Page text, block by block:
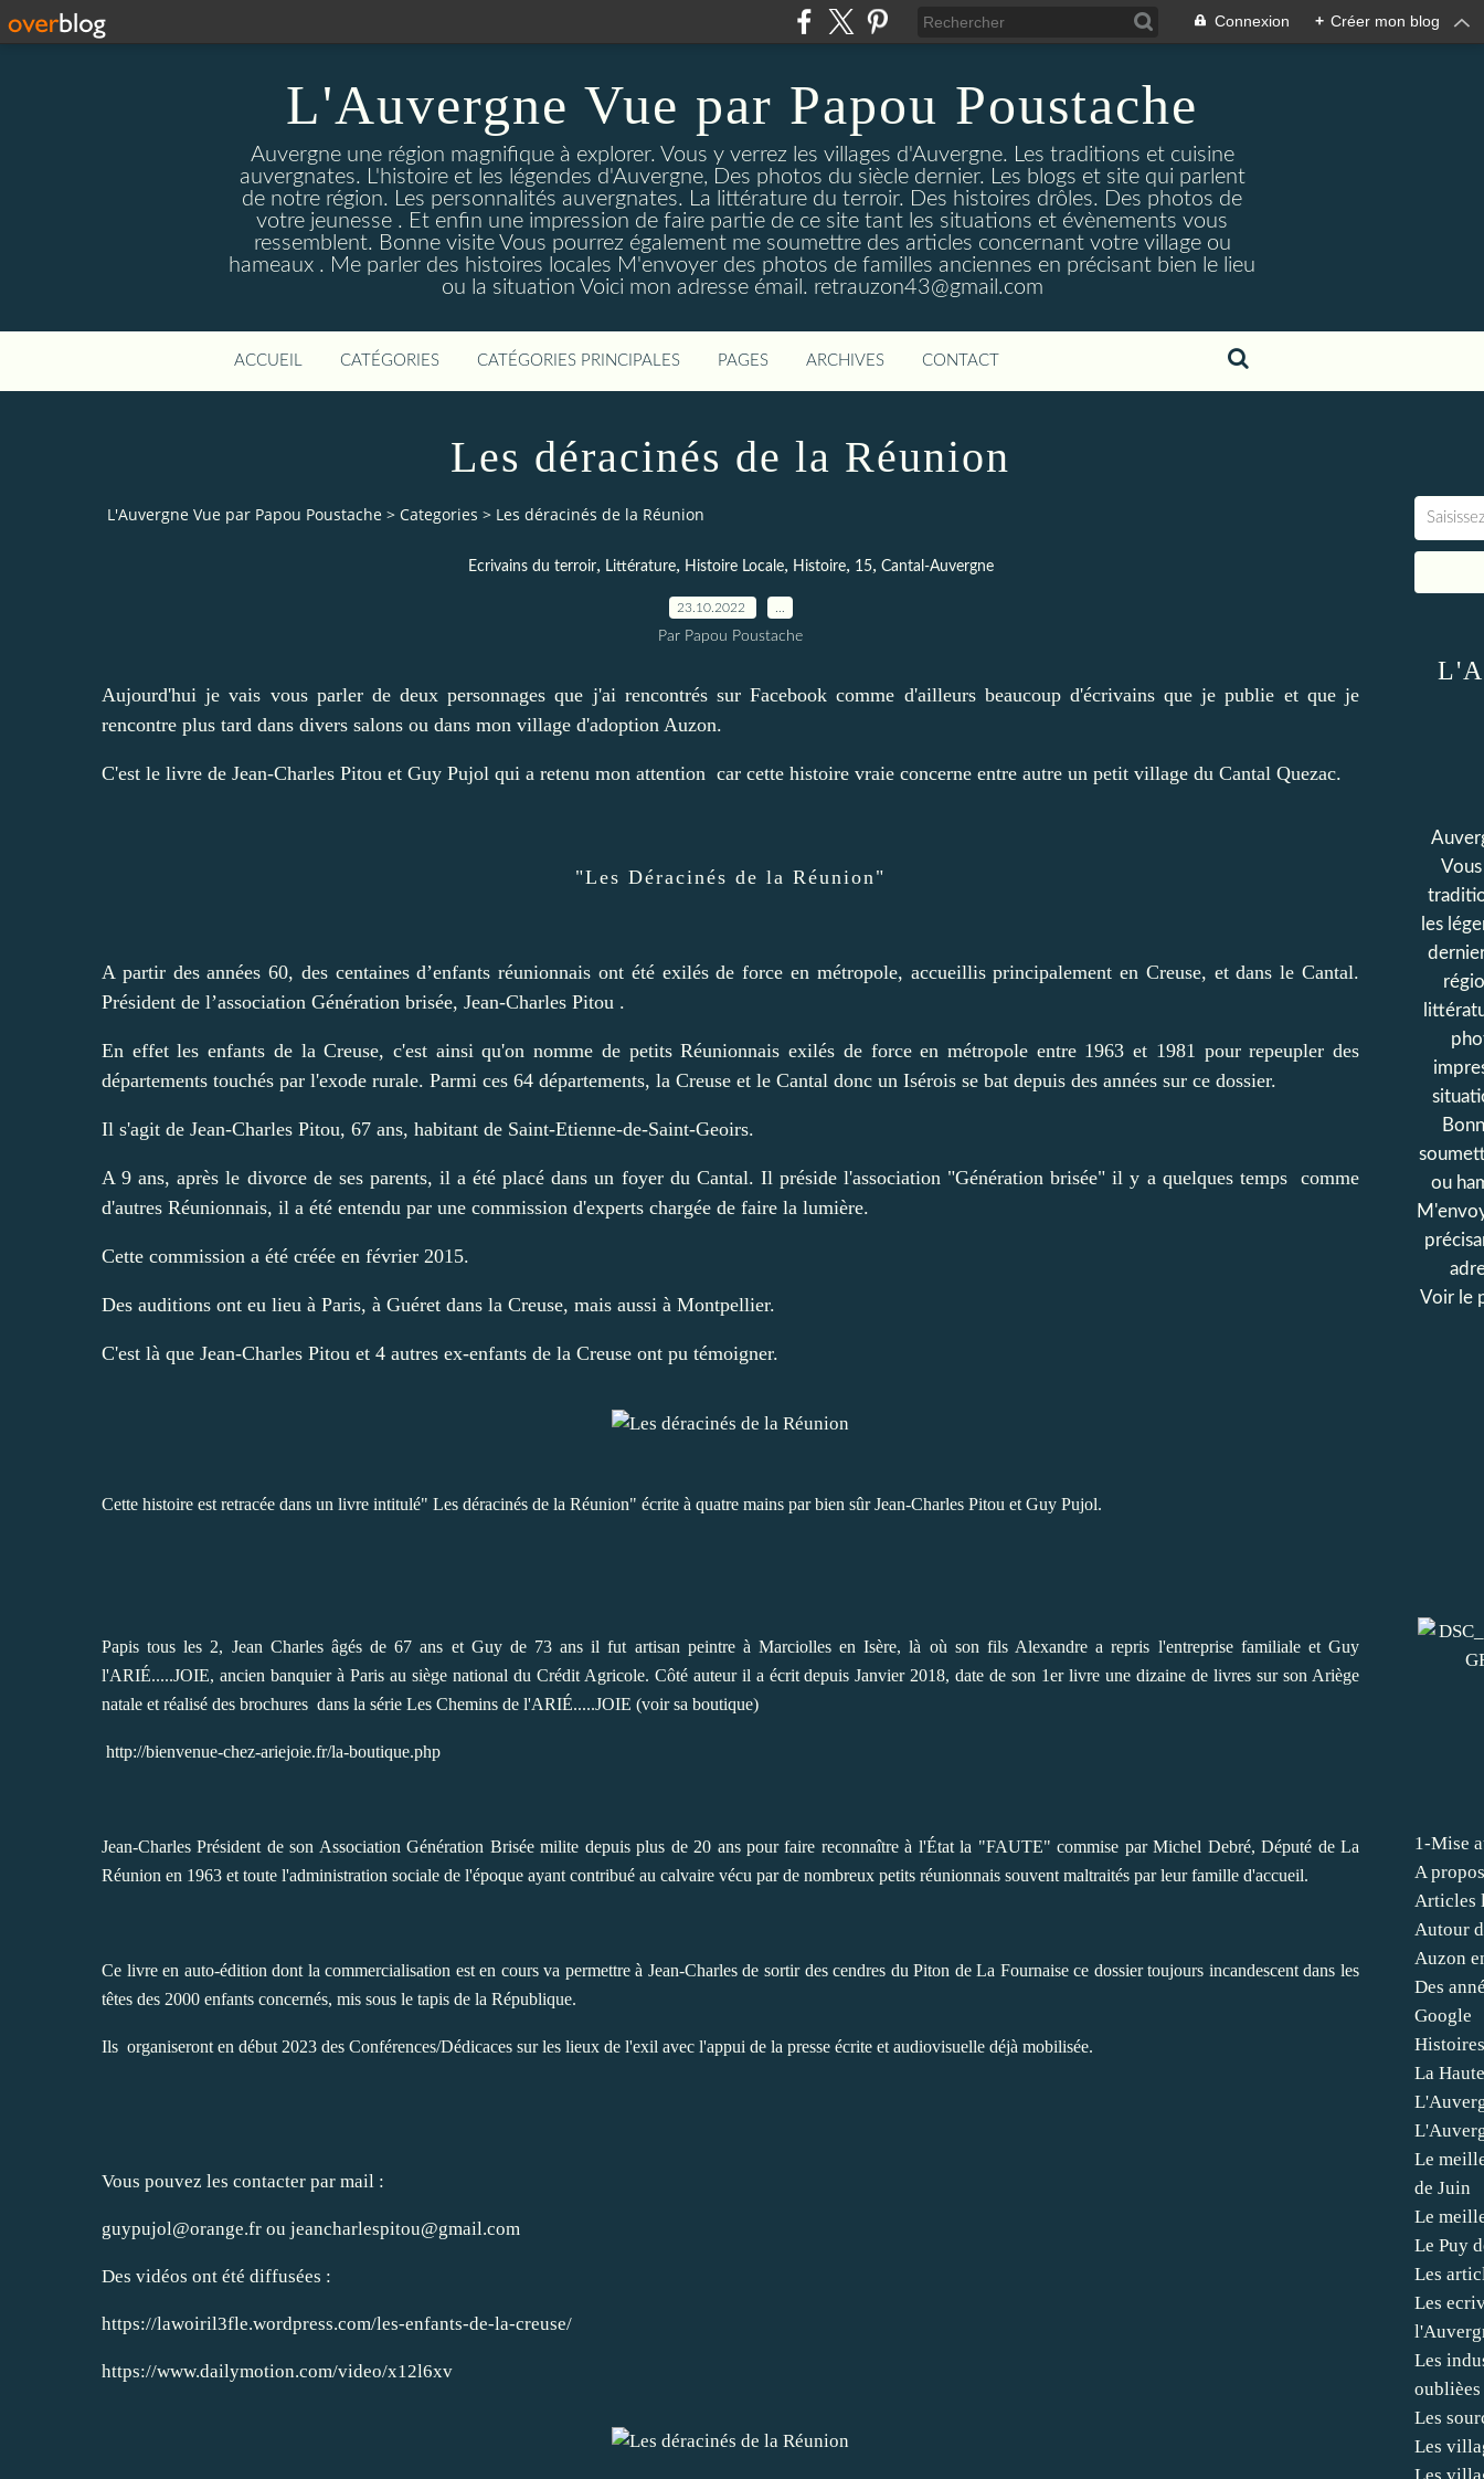
Connexion + Créer mon blog
L'Auvergne Vue par Papou Poustache
Auvergne une région magnifique à explorer. Vous y verrez les villages d'Auvergne. Les traditions et cuisine
auvergnates. L'histoire et les légendes d'Auvergne, Des photos du siècle dernier. Les blogs et site qui parlent
de notre région. Les personnalités auvergnates. La littérature du terroir. Des histoires drôles. Des photos de
votre jeunesse . Et enfin une impression de faire partie de ce site tant les situations et évènements vous
ressemblent. Bonne visite Vous pourrez également me soumettre des articles concernant votre village ou
hameaux . Me parler des histoires locales M'envoyer des photos de familles anciennes en précisant bien le lieu
ou la situation Voici mon adresse émail. retrauzon43@gmail.com
ACCUEIL CATÉGORIES CATÉGORIES PRINCIPALES PAGES ARCHIVES CONTACT
Les déracinés de la Réunion
L'Auvergne Vue par Papou Poustache > Categories > Les déracinés de la Réunion
Ecrivains du terroir, Littérature, Histoire Locale, Histoire, 15, Cantal-Auvergne
23.10.2022
Par Papou Poustache
Aujourd'hui je vais vous parler de deux personnages que j'ai rencontrés sur Facebook comme d'ailleurs beaucoup d'écrivains que je publie et que je
rencontre plus tard dans divers salons ou dans mon village d'adoption Auzon.
C'est le livre de Jean-Charles Pitou et Guy Pujol qui a retenu mon attention car cette histoire vraie concerne entre autre un petit village du Cantal Quezac.
"Les Déracinés de la Réunion"
A partir des années 60, des centaines d’enfants réunionnais ont été exilés de force en métropole, accueillis principalement en Creuse, et dans le Cantal.
Président de l’association Génération brisée, Jean-Charles Pitou .
En effet les enfants de la Creuse, c'est ainsi qu'on nomme de petits Réunionnais exilés de force en métropole entre 1963 et 1981 pour repeupler des
départements touchés par l'exode rurale. Parmi ces 64 départements, la Creuse et le Cantal donc un Isérois se bat depuis des années sur ce dossier.
Il s'agit de Jean-Charles Pitou, 67 ans, habitant de Saint-Etienne-de-Saint-Geoirs.
A 9 ans, après le divorce de ses parents, il a été placé dans un foyer du Cantal. Il préside l'association "Génération brisée" il y a quelques temps comme
d'autres Réunionnais, il a été entendu par une commission d'experts chargée de faire la lumière.
Cette commission a été créée en février 2015.
Des auditions ont eu lieu à Paris, à Guéret dans la Creuse, mais aussi à Montpellier.
C'est là que Jean-Charles Pitou et 4 autres ex-enfants de la Creuse ont pu témoigner.
Cette histoire est retracée dans un livre intitulé" Les déracinés de la Réunion" écrite à quatre mains par bien sûr Jean-Charles Pitou et Guy Pujol.
Papis tous les 2, Jean Charles âgés de 67 ans et Guy de 73 ans il fut artisan peintre à Marciolles en Isère, là où son fils Alexandre a repris l'entreprise familiale et Guy
l'ARIÉ.....JOIE, ancien banquier à Paris au siège national du Crédit Agricole. Côté auteur il a écrit depuis Janvier 2018, date de son 1er livre une dizaine de livres sur son Ariège
natale et réalisé des brochures dans la série Les Chemins de l'ARIÉ.....JOIE (voir sa boutique)
http://bienvenue-chez-ariejoie.fr/la-boutique.php
Jean-Charles Président de son Association Génération Brisée milite depuis plus de 20 ans pour faire reconnaître à l'État la "FAUTE" commise par Michel Debré, Député de La
Réunion en 1963 et toute l'administration sociale de l'époque ayant contribué au calvaire vécu par de nombreux petits réunionnais souvent maltraités par leur famille d'accueil.
Ce livre en auto-édition dont la commercialisation est en cours va permettre à Jean-Charles de sortir des cendres du Piton de La Fournaise ce dossier toujours incandescent dans les
têtes des 2000 enfants concernés, mis sous le tapis de la République.
Ils organiseront en début 2023 des Conférences/Dédicaces sur les lieux de l'exil avec l'appui de la presse écrite et audiovisuelle déjà mobilisée.
Vous pouvez les contacter par mail :
guypujol@orange.fr ou jeancharlespitou@gmail.com
Des vidéos ont été diffusées :
https://lawoiril3fle.wordpress.com/les-enfants-de-la-creuse/
https://www.dailymotion.com/video/x12l6xv
1-Mise
A
Articles
Autour
Auzon
Des
Google
La
Le
de Juin
Le
Le Puy
Les
Les
Les
oublièes
Les
Les
les
ou
Voir le